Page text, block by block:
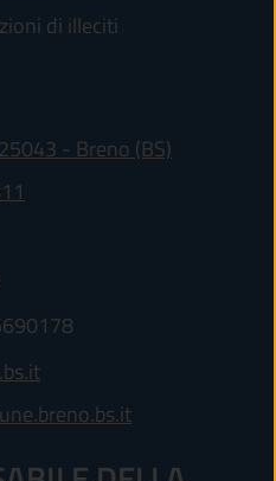
di illeciti
- Breno (BS)